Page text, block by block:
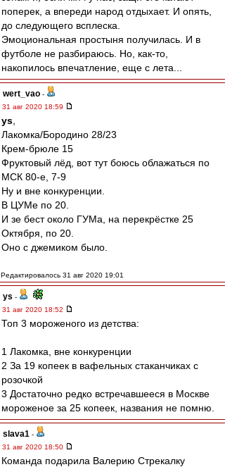
поперек, а впереди народ отдыхает. И опять,
до следующего всплеска.
Эмоциональная простыня получилась. И в
футболе не разбираюсь. Но, как-то,
накопилось впечатление, еще с лета...
wert_vao -
31 авг 2020 18:59
ys
Лакомка/Бородино 28/23
Крем-брюле 15
Фруктовый лёд, вот тут боюсь облажаться по
МСК 80-е, 7-9
Ну и вне конкуренции.
В ЦУМе по 20.
И зе бест около ГУМа, на перекрёстке 25
Октября, по 20.
Оно с джемиком было.
Редактировалось 31 авг 2020 19:01
ys -
31 авг 2020 18:52
Топ 3 мороженого из детства:
1 Лакомка, вне конкуренции
2 За 19 копеек в вафельных стаканчиках с
розочкой
3 Достаточно редко встречавшееся в Москве
мороженое за 25 копеек, названия не помню.
slava1 -
31 авг 2020 18:50
Команда подарила Валерию Стрекалку